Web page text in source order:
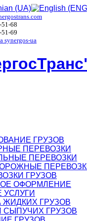
68
69
synergos-ua
ГРУЗОВ
ПЕРЕВОЗКИ
ПЕРЕВОЗКИ
ГРУЗОВ
ОФОРМЛЕНИЕ
УСЛУГИ
ЖИДКИХ ГРУЗОВ
СЫПУЧИХ ГРУЗОВ